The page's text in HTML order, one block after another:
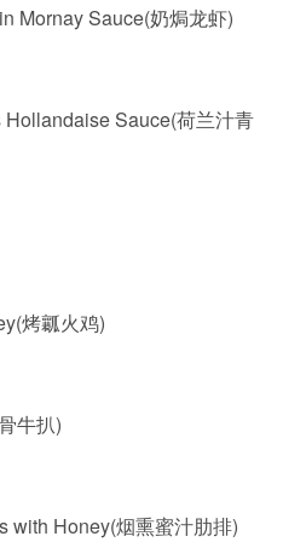
Mornay Sauce(奶焗龙虾)
Sauce(荷兰汁青
烤瓤火鸡)
牛扒)
with Honey(烟熏蜜汁肋排)